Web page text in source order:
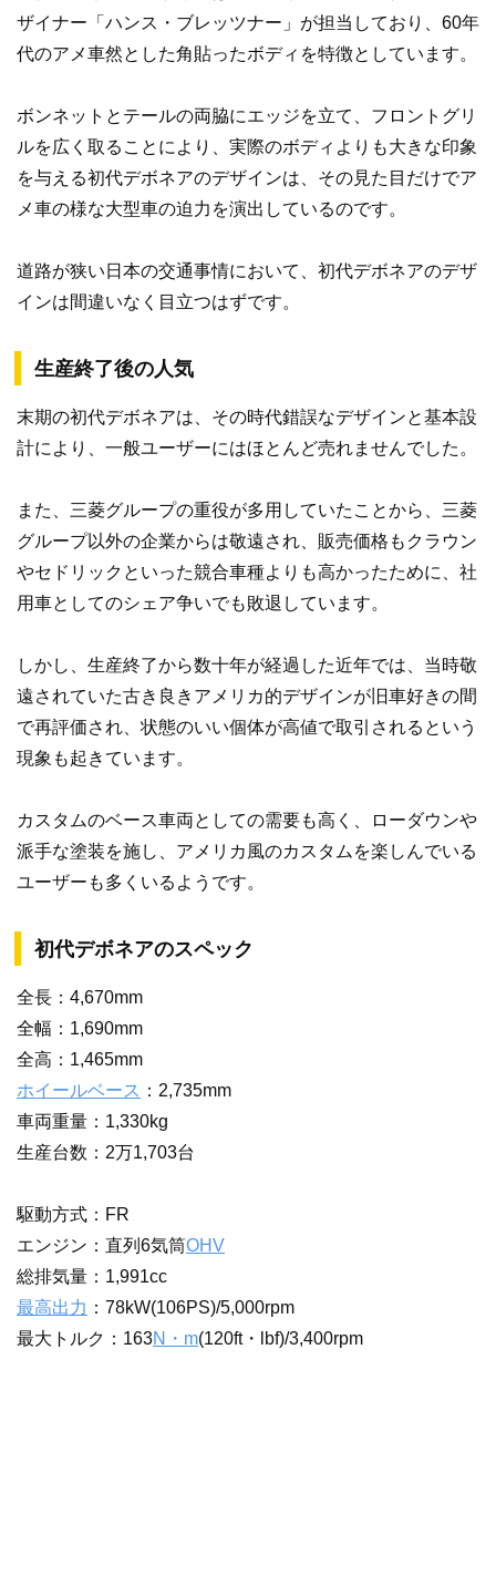
ザイナー「ハンス・ブレッツナー」が担当しており、60年
代のアメ車然とした角貼ったボディを特徴としています。
ボンネットとテールの両脇にエッジを立て、フロントグリ
ルを広く取ることにより、実際のボディよりも大きな印象
を与える初代デボネアのデザインは、その見た目だけでア
メ車の様な大型車の迫力を演出しているのです。
道路が狭い日本の交通事情において、初代デボネアのデザ
インは間違いなく目立つはずです。
生産終了後の人気
末期の初代デボネアは、その時代錯誤なデザインと基本設
計により、一般ユーザーにはほとんど売れませんでした。
また、三菱グループの重役が多用していたことから、三菱
グループ以外の企業からは敬遠され、販売価格もクラウン
やセドリックといった競合車種よりも高かったために、社
用車としてのシェア争いでも敗退しています。
しかし、生産終了から数十年が経過した近年では、当時敬
遠されていた古き良きアメリカ的デザインが旧車好きの間
で再評価され、状態のいい個体が高値で取引されるという
現象も起きています。
カスタムのベース車両としての需要も高く、ローダウンや
派手な塗装を施し、アメリカ風のカスタムを楽しんでいる
ユーザーも多くいるようです。
初代デボネアのスペック
全長：4,670mm
全幅：1,690mm
全高：1,465mm
ホイールベース ：2,735mm
車両重量：1,330kg
生産台数：2万1,703台
駆動方式：FR
エンジン：直列6気筒OHV
総排気量：1,991cc
最高出力 ：78kW(106PS)/5,000rpm
最大トルク：163N・m(120ft・lbf)/3,400rpm